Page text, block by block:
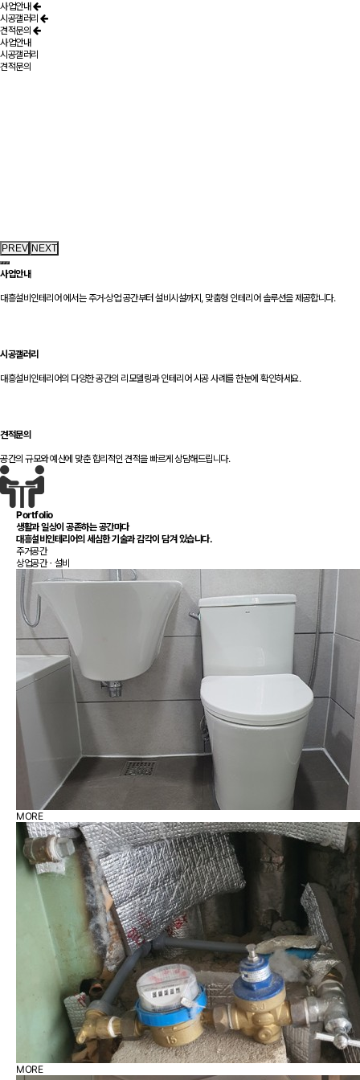
사업안내
시공갤러리
견적문의
사업안내
시공갤러리
견적문의
PREV NEXT
사업안내
대흥설비인테리어 에서는 주거·상업 공간부터 설비시설까지, 맞춤형 인테리어 솔루션을 제공합니다.
시공갤러리
대흥설비인테리어의 다양한 공간의 리모델링과 인테리어 시공 사례를 한눈에 확인하세요.
견적문의
공간의 규모와 예산에 맞춘 합리적인 견적을 빠르게 상담해드립니다.
Portfolio
생활과 일상이 공존하는 공간마다
대흥설비인테리어의 세심한 기술과 감각이 담겨 있습니다.
주거공간
상업공간ㆍ설비
MORE
MORE